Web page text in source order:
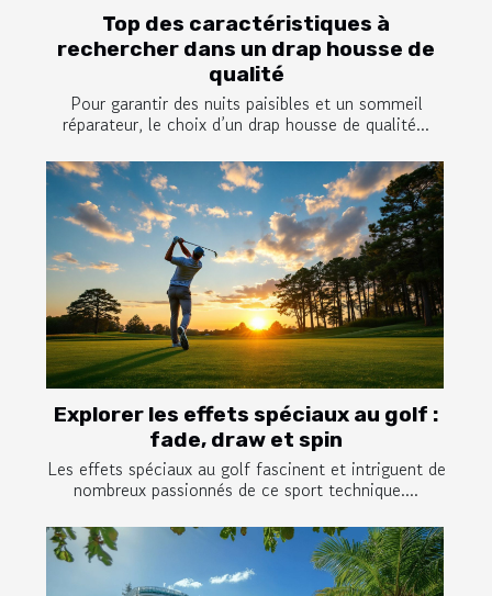
Top des caractéristiques à
rechercher dans un drap housse de
qualité
Pour garantir des nuits paisibles et un sommeil
réparateur, le choix d’un drap housse de qualité...
Explorer les effets spéciaux au golf :
fade, draw et spin
Les effets spéciaux au golf fascinent et intriguent de
nombreux passionnés de ce sport technique....